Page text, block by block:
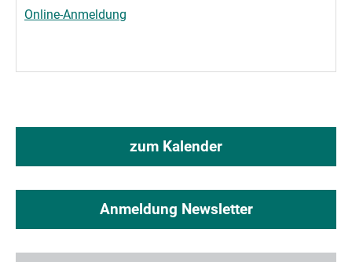
Online-Anmeldung
zum Kalender
Anmeldung Newsletter